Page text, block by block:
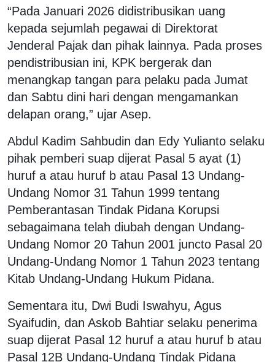
“Pada Januari 2026 didistribusikan uang
kepada sejumlah pegawai di Direktorat
Jenderal Pajak dan pihak lainnya. Pada proses
pendistribusian ini, KPK bergerak dan
menangkap tangan para pelaku pada Jumat
dan Sabtu dini hari dengan mengamankan
delapan orang,” ujar Asep.
Abdul Kadim Sahbudin dan Edy Yulianto selaku
pihak pemberi suap dijerat Pasal 5 ayat (1)
huruf a atau huruf b atau Pasal 13 Undang-
Undang Nomor 31 Tahun 1999 tentang
Pemberantasan Tindak Pidana Korupsi
sebagaimana telah diubah dengan Undang-
Undang Nomor 20 Tahun 2001 juncto Pasal 20
Undang-Undang Nomor 1 Tahun 2023 tentang
Kitab Undang-Undang Hukum Pidana.
Sementara itu, Dwi Budi Iswahyu, Agus
Syaifudin, dan Askob Bahtiar selaku penerima
suap dijerat Pasal 12 huruf a atau huruf b atau
Pasal 12B Undang-Undang Tindak Pidana